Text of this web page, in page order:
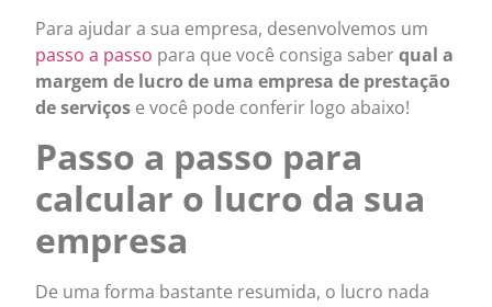
Para ajudar a sua empresa, desenvolvemos um
passo a passo para que você consiga saberqual a
margem de lucro de uma empresa de prestação
de serviços e você pode conferir logo abaixo!
Passo a passo para
calcular o lucro da sua
empresa
De uma forma bastante resumida, o lucro nada